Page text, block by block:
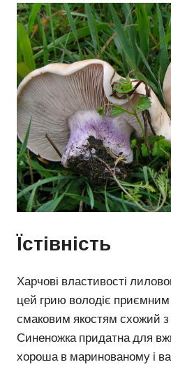
Їстівність
Харчові властивості
цей грию володіє
смаковим якостям схожий
Синеножка придатна для
хороша в маринованому і